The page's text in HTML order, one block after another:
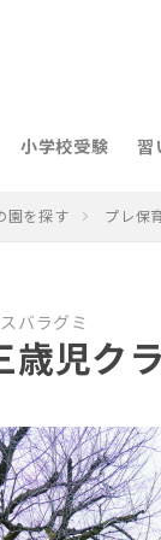
小学校受験 習
園を探す プレ保
バラグミ
歳児ク